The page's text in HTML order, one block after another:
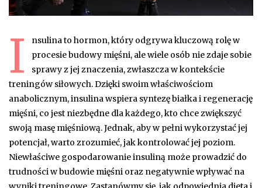
I
nsulina to hormon, który odgrywa kluczową rolę w
procesie budowy mięśni, ale wiele osób nie zdaje sobie
sprawy z jej znaczenia, zwłaszcza w kontekście
treningów siłowych. Dzięki swoim właściwościom
anabolicznym, insulina wspiera syntezę białka i regenerację
mięśni, co jest niezbędne dla każdego, kto chce zwiększyć
swoją masę mięśniową. Jednak, aby w pełni wykorzystać jej
potencjał, warto zrozumieć, jak kontrolować jej poziom.
Niewłaściwe gospodarowanie insuliną może prowadzić do
trudności w budowie mięśni oraz negatywnie wpływać na